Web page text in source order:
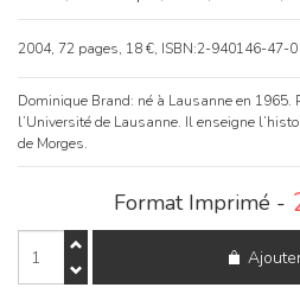
2004, 72 pages, 18 €, ISBN:2-940146-47-0
Dominique Brand: né à Lausanne en 1965.
l’Université de Lausanne. Il enseigne
de Morges.
Format Imprimé -
Tangente